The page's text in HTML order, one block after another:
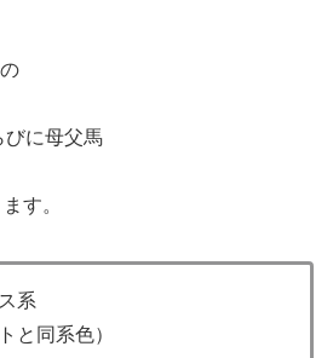
びに母父馬
す。
系
と同系色）